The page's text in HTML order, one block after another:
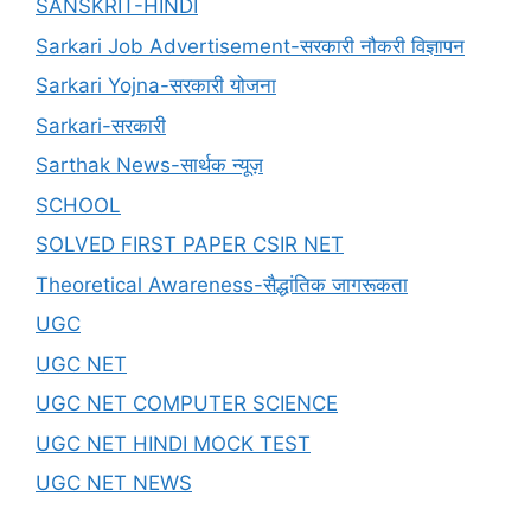
SANSKRIT-HINDI
Sarkari Job Advertisement-सरकारी नौकरी विज्ञापन
Sarkari Yojna-सरकारी योजना
Sarkari-सरकारी
Sarthak News-सार्थक न्यूज़
SCHOOL
SOLVED FIRST PAPER CSIR NET
Theoretical Awareness-सैद्धांतिक जागरूकता
UGC
UGC NET
UGC NET COMPUTER SCIENCE
UGC NET HINDI MOCK TEST
UGC NET NEWS